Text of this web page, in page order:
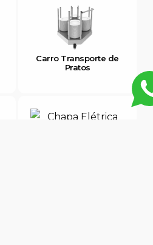
Carro Transporte de
Pratos